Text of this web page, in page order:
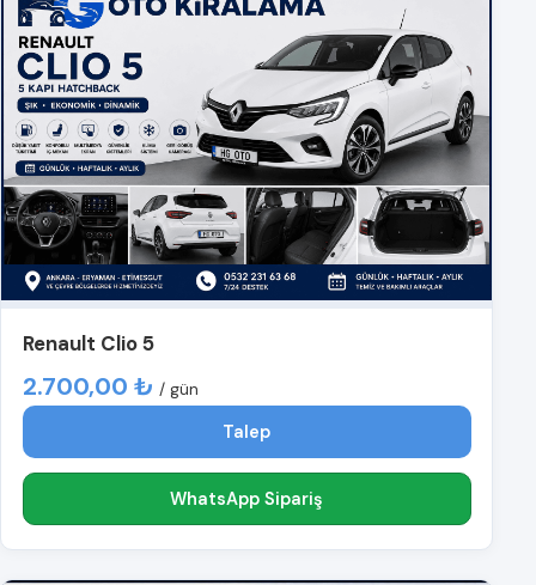
Renault Clio 5
2.700,00 ₺ / gün
Talep
WhatsApp Sipariş